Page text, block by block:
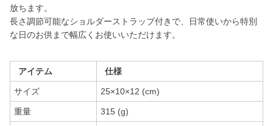
放ちます。
長さ調節可能なショルダーストラップ付きで、日常使いから特別
な日のお供まで幅広くお使いいただけます。
アイテム 仕様
サイズ 25×10×12 (cm)
重量 315 (g)